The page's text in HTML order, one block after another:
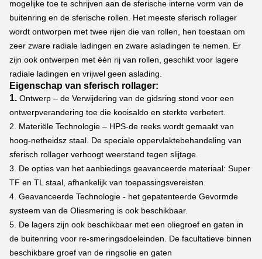
mogelijke toe te schrijven aan de sferische interne vorm van de
buitenring en de sferische rollen. Het meeste sferisch rollager
wordt ontworpen met twee rijen die van rollen, hen toestaan om
zeer zware radiale ladingen en zware asladingen te nemen. Er
zijn ook ontwerpen met één rij van rollen, geschikt voor lagere
radiale ladingen en vrijwel geen aslading.
Eigenschap van sferisch rollager:
1. Ontwerp – de Verwijdering van de gidsring stond voor een
ontwerpverandering toe die kooisaldo en sterkte verbetert.
2. Materiële Technologie – HPS-de reeks wordt gemaakt van
hoog-netheidsz staal. De speciale oppervlaktebehandeling van
sferisch rollager verhoogt weerstand tegen slijtage.
3. De opties van het aanbiedings geavanceerde materiaal: Super
TF en TL staal, afhankelijk van toepassingsvereisten.
4. Geavanceerde Technologie - het gepatenteerde Gevormde
systeem van de Oliesmering is ook beschikbaar.
5. De lagers zijn ook beschikbaar met een oliegroef en gaten in
de buitenring voor re-smeringsdoeleinden. De facultatieve binnen
beschikbare groef van de ringsolie en gaten